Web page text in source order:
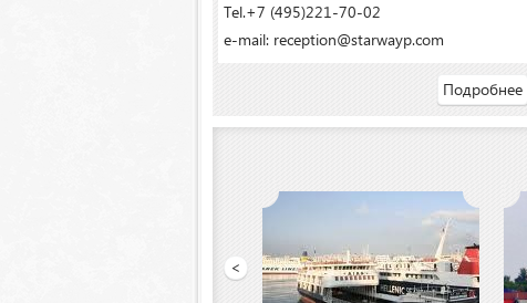
Tel.+7 (495)221-70-02
e-mail: reception@starwayp.com
Подробнее
<